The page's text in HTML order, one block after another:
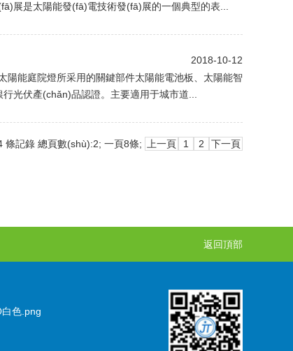
展是太陽能發(fā)電技術發(fā)展的一個典型的表...
2018-10-12
太陽能庭院燈所采用的關鍵部件太陽能電池板、太陽能智
行光伏產(chǎn)品認證。主要適用于城市道...
條記錄 總頁數(shù):2; 一頁8條; 上一頁 1 2 下一頁
返回頂部